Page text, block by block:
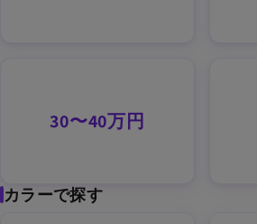
30〜40万円
カラーで探す